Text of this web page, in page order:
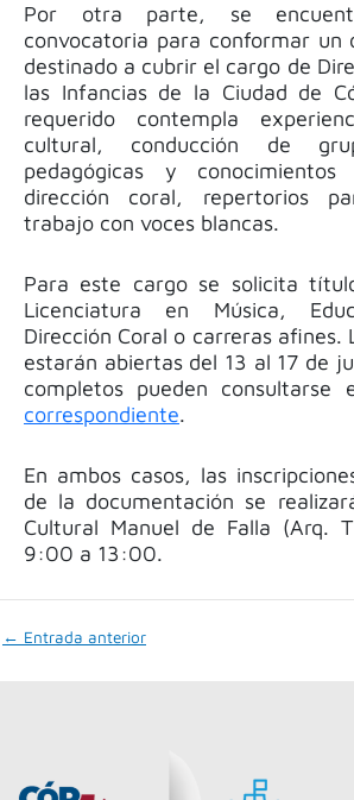
Por otra parte, se
convocatoria para conformar un
destinado a cubrir el cargo de
las Infancias de la Ciudad de
requerido contempla
cultural, conducción de
pedagógicas y conocimientos
dirección coral, repertorios
trabajo con voces blancas.
Para este cargo se solicita
Licenciatura en Música,
Dirección Coral o carreras afines.
estarán abiertas del 13 al 17 de
completos pueden consultarse
correspondiente.
En ambos casos, las
de la documentación se
Cultural Manuel de Falla (Arq.
9:00 a 13:00.
← Entrada anterior